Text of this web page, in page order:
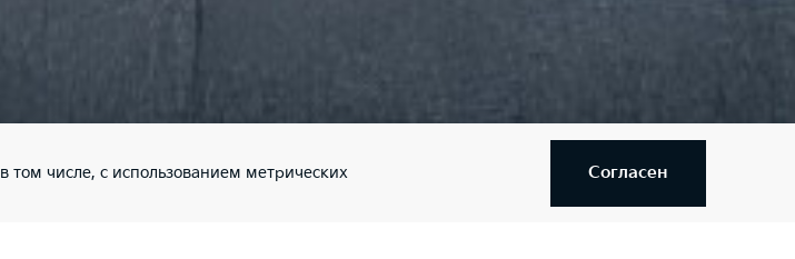
в том числе, с использованием метрических
Согласен